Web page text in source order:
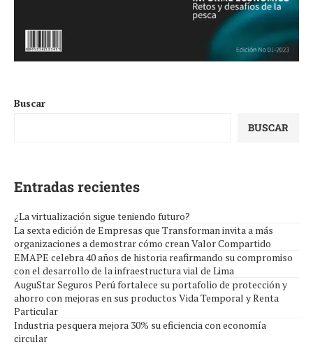
Buscar
BUSCAR
Entradas recientes
¿La virtualización sigue teniendo futuro?
La sexta edición de Empresas que Transforman invita a más
organizaciones a demostrar cómo crean Valor Compartido
EMAPE celebra 40 años de historia reafirmando su compromiso
con el desarrollo de la infraestructura vial de Lima
AuguStar Seguros Perú fortalece su portafolio de protección y
ahorro con mejoras en sus productos Vida Temporal y Renta
Particular
Industria pesquera mejora 30% su eficiencia con economía
circular